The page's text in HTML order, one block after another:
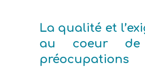
La qualité et
au coeur
préocupations